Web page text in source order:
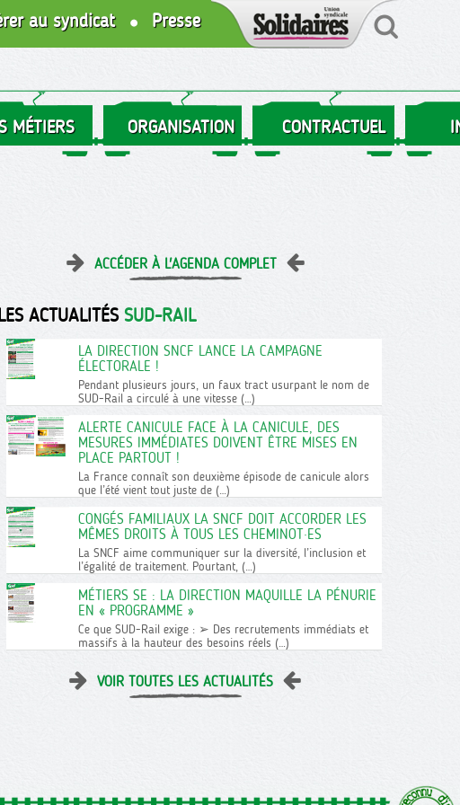
au syndicat Presse
MÉTIERS ORGANISATION CONTRACTUEL
ACCÉDER À L'AGENDA COMPLET
ACTUALITÉS SUD-RAIL
LA DIRECTION SNCF LANCE LA CAMPAGNE
ÉLECTORALE !
Pendant plusieurs jours, un faux tract usurpant le nom de
SUD-Rail a circulé à une vitesse (…)
ALERTE CANICULE FACE À LA CANICULE, DES
MESURES IMMÉDIATES DOIVENT ÊTRE MISES EN
PLACE PARTOUT !
La France connaît son deuxième épisode de canicule alors
que l’été vient tout juste de (…)
CONGÉS FAMILIAUX LA SNCF DOIT ACCORDER LES
MÊMES DROITS À TOUS LES CHEMINOT·ES
La SNCF aime communiquer sur la diversité, l’inclusion et
l’égalité de traitement. Pourtant, (…)
MÉTIERS SE : LA DIRECTION MAQUILLE LA PÉNURIE
EN « PROGRAMME »
Ce que SUD-Rail exige : ➢ Des recrutements immédiats et
massifs à la hauteur des besoins réels (…)
VOIR TOUTES LES ACTUALITÉS